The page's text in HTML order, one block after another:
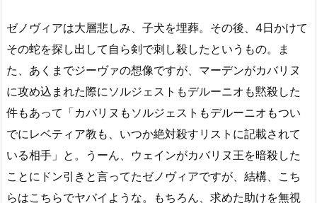
ゼノヴィアは大層悲しみ、子犬を埋葬。その後、4日かけて
その蛇を探し出して自ら剣で刺し殺したというもの。ま
た、あくまでジーヴァの想像ですが、マーデンがカバリヌ
に攻め込まれた際にソルジェストもデルーニオも黙殺した
件もあって「カバリヌもソルジェストもデルーニオもつい
でにレベティア教も、いつか絶対殺すリストに記載されて
いる相手」と。うーん、ウェインがカバリヌ王を暗殺した
ことにドン引きと言ってたゼノヴィアですが、結構、こち
らはこちらでヤバイような。もちろん、求めた助けを無視